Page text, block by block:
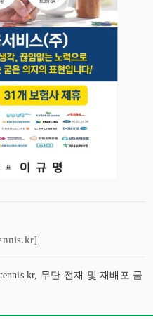
무단 전재 및 재배포 금